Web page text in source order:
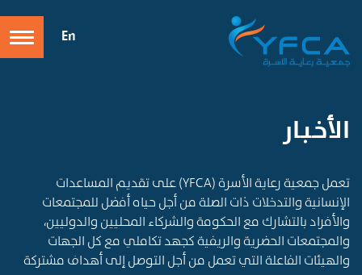
En
الأخـبـار
تعمل جمعية رعاية الأسرة (YFCA) على تقديم المساعدات
الإنسانية والتدخلات ذات الصلة من أجل حياه أفضل للمجتمعات
والأفراد بالتشارك مع الحكومة والشركاء المحليين والدوليين،
والمجتمعات الحضرية والريفية كجهد تكاملي مع كل الجهات
والهيئات الفاعلة التي تعمل من أجل التوصل إلى أهداف مشتركة